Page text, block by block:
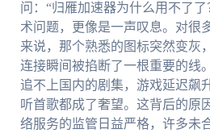
问：“归雁加速器为什么用不了
术问题，更像是一声叹息。对很
来说，那个熟悉的图标突然变灰
连接瞬间被掐断了一根重要的线
追不上国内的剧集，游戏延迟飙
听首歌都成了奢望。这背后的原
络服务的监管日益严格，许多未